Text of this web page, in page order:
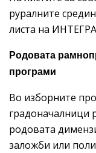
руралните
листа на
Родовата
програми
Во изборните
градоначалници
родовата
заложби или